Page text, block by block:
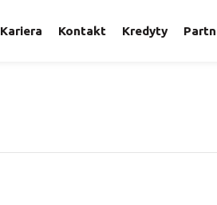
Kariera Kontakt Kredyty